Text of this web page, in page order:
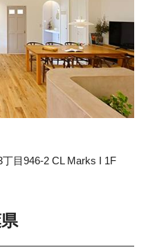
目946-2 CL Marks I 1F